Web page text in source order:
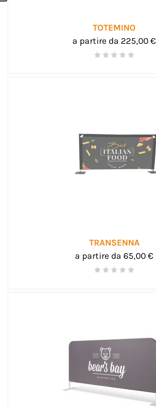
TOTEMINO
a partire da 225,00 €
TRANSENNA
a partire da 65,00 €